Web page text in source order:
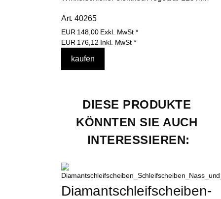
Art. 40265
EUR 148,00 Exkl. MwSt *
EUR 176,12 Inkl. MwSt *
DIESE PRODUKTE
KÖNNTEN SIE AUCH
INTERESSIEREN:
Diamantschleifscheiben-